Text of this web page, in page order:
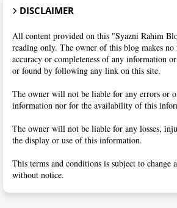
DISCLAIMER
All content provided on this "Syazni Rahim
reading only. The owner of this blog makes no
accuracy or completeness of any information
or found by following any link on this site.
The owner will not be liable for any errors or
information nor for the availability of this
The owner will not be liable for any losses,
the display or use of this information.
This terms and conditions is subject to change
without notice.